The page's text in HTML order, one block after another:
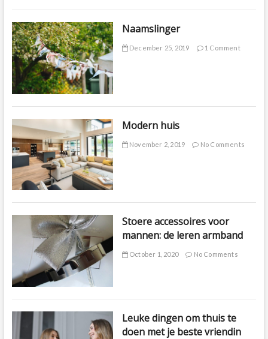
Naamslinger
December 25, 2019 1 Comment
Modern huis
November 2, 2019 No Comments
Stoere accessoires voor
mannen: de leren armband
October 1, 2020 No Comments
Leuke dingen om thuis te
doen met je beste vriendin